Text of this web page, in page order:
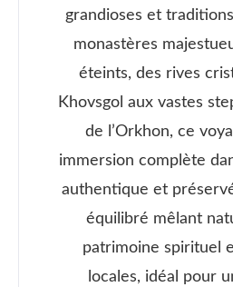
grandioses et
monastères
éteints, des rives
Khovsgol aux vastes
de l’Orkhon, ce
immersion complète
authentique et
équilibré mêlant
patrimoine spirituel
locales, idéal pour